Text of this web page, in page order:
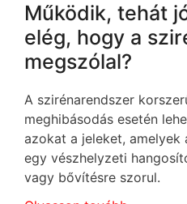
Működik, tehát
elég, hogy a
megszólal?
A szirénarendszer
meghibásodás esetén
azokat a jeleket, amelyek
egy vészhelyzeti
vagy bővítésre szorul.